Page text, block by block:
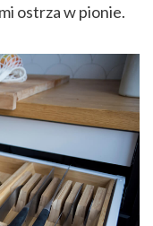
ostrza w pionie.